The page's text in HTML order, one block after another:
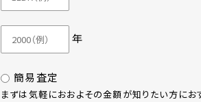
年
簡易査定
まずは気軽におおよその金額が知りたい方に